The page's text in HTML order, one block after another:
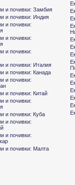
и почивки: Замбия
и почивки: Индия
и почивки:
и почивки:
и почивки:
и почивки: Италия
и почивки: Канада
и почивки:
и почивки: Китай
и почивки:
и почивки: Куба
и почивки:
и почивки:
и почивки: Малта